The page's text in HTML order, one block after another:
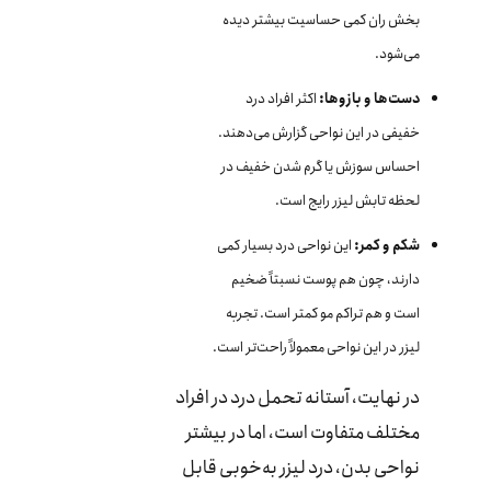
بخش ران کمی حساسیت بیشتر دیده
می‌شود.
دست‌ها و بازوها:اکثر افراد درد
خفیفی در این نواحی گزارش می‌دهند.
احساس سوزش یا گرم شدن خفیف در
لحظه تابش لیزر رایج است.
شکم و کمر:این نواحی درد بسیار کمی
دارند، چون هم پوست نسبتاً ضخیم
است و هم تراکم مو کمتر است. تجربه
لیزر در این نواحی معمولاً راحت‌تر است.
در نهایت، آستانه تحمل درد در افراد
مختلف متفاوت است، اما در بیشتر
نواحی بدن، درد لیزر به‌خوبی قابل